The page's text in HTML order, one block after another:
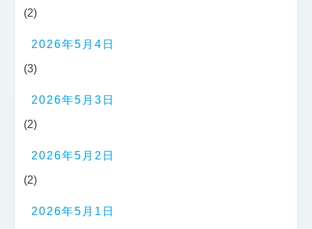
(2)
2026年5月4日
(3)
2026年5月3日
(2)
2026年5月2日
(2)
2026年5月1日